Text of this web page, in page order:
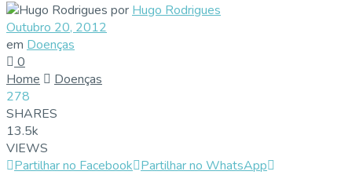
por Hugo Rodrigues
Outubro 20, 2012
em Doenças
0
Home
Doenças
278
SHARES
13.5k
VIEWS
Partilhar no Facebook Partilhar no WhatsApp